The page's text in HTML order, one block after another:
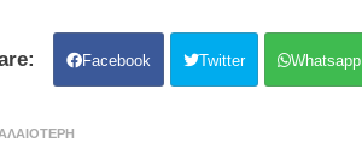
Facebook Twitter Whatsapp